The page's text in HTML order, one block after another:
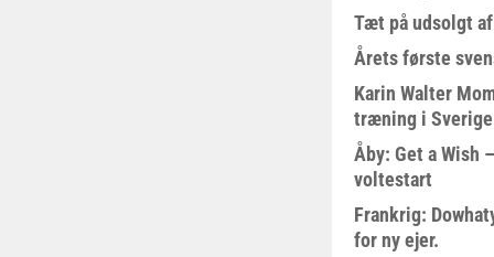
Tæt på udsolgt
Årets første
Karin Walter
træning i Sverige
Åby: Get a Wish
voltestart
Frankrig:
for ny ejer.